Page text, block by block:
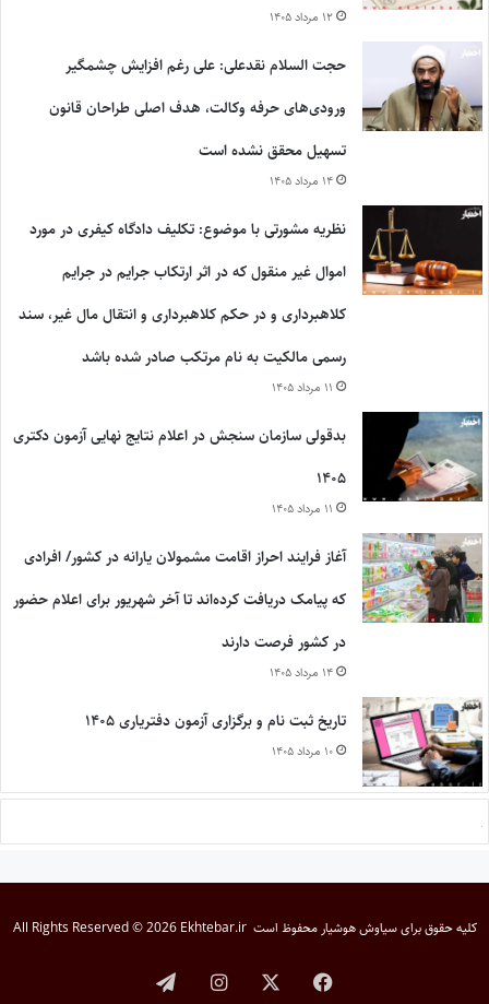
۱۲ مرداد ۱۴۰۵
حجت السلام نقدعلی: علی رغم افزایش چشمگیر
ورودی‌های حرفه وکالت، هدف اصلی طراحان قانون
تسهیل محقق نشده است
۱۴ مرداد ۱۴۰۵
نظریه مشورتی با موضوع: تکلیف دادگاه کیفری در مورد
اموال غیر منقول که در اثر ارتکاب جرایم در جرایم
کلاهبرداری و در حکم کلاهبرداری و انتقال مال غیر، سند
رسمی مالکیت به نام مرتکب صادر شده باشد
۱۱ مرداد ۱۴۰۵
بدقولی سازمان سنجش در اعلام نتایج نهایی آزمون دکتری
۱۴۰۵
۱۱ مرداد ۱۴۰۵
آغاز فرایند احراز اقامت مشمولان یارانه در کشور/ افرادی
که پیامک دریافت کرده‌اند تا آخر شهریور برای اعلام حضور
در کشور فرصت دارند
۱۴ مرداد ۱۴۰۵
تاریخ ثبت نام و برگزاری آزمون دفتریاری ۱۴۰۵
۱۰ مرداد ۱۴۰۵
کلیه حقوق برایسیاوش هوشیار محفوظ است All Rights Reserved © 2026 Ekhtebar.ir